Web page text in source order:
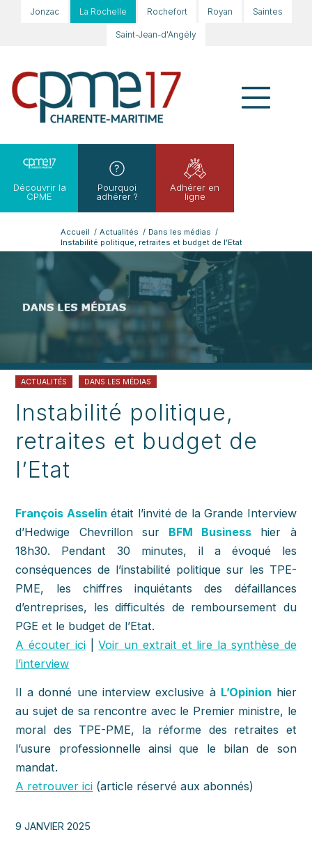
Jonzac La Rochelle Rochefort Royan Saintes
Saint-Jean-d'Angély
Découvrir la
CPME
Pourquoi
adhérer ?
Adhérer en
ligne
Accueil / Actualités / Dans les médias /
Instabilité politique, retraites et budget de l’Etat
ACTUALITÉS DANS LES MÉDIAS
Instabilité politique,
retraites et budget de
l’Etat
François Asselin était l’invité de la Grande Interview
d’Hedwige Chevrillon sur BFM Business hier à
18h30. Pendant 30 minutes, il a évoqué les
conséquences de l’instabilité politique sur les TPE-
PME, les chiffres inquiétants des défaillances
d’entreprises, les difficultés de remboursement du
PGE et le budget de l’Etat.
A écouter ici|Voir un extrait et lire la synthèse de
l’interview
Il a donné une interview exclusive à L’Opinion hier
au sujet de sa rencontre avec le Premier ministre, le
moral des TPE-PME, la réforme des retraites et
l’usure professionnelle ainsi que le bilan de son
mandat.
A retrouver ici (article réservé aux abonnés)
9 JANVIER 2025